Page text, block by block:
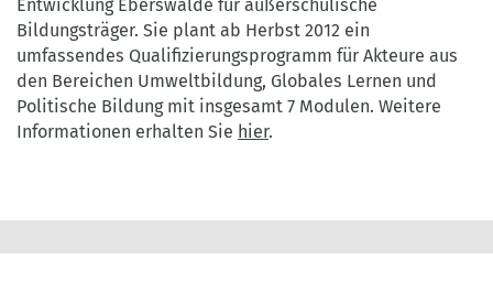
Entwicklung Eberswalde für außerschulische
Bildungsträger. Sie plant ab Herbst 2012 ein
umfassendes Qualifizierungsprogramm für Akteure aus
den Bereichen Umweltbildung, Globales Lernen und
Politische Bildung mit insgesamt 7 Modulen. Weitere
Informationen erhalten Sie hier.